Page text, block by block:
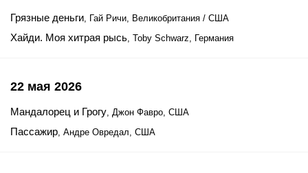
Грязные деньги, Гай Ричи, Великобритания / США
Хайди. Моя хитрая рысь, Toby Schwarz, Германия
22 мая 2026
Мандалорец и Грогу, Джон Фавро, США
Пассажир, Андре Овредал, США